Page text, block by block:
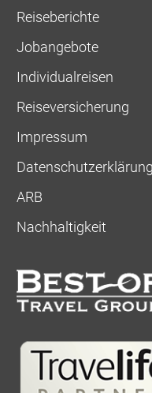
Reiseberichte
Jobangebote
Individualreisen
Reiseversicherung
Impressum
Datenschutzerklärung
ARB
Nachhaltigkeit